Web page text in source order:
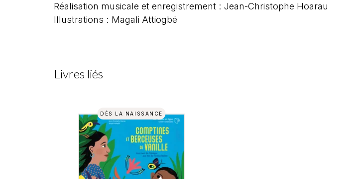
Réalisation musicale et enregistrement : Jean-Christophe Hoarau
Illustrations : Magali Attiogbé
Livres liés
DÈS LA NAISSANCE